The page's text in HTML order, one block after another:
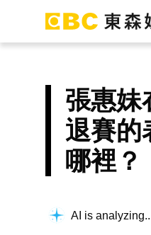
張惠妹
退賽的
哪裡？
AI is